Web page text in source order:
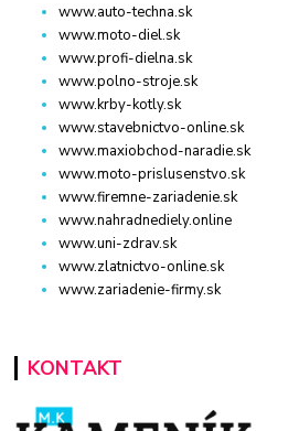
www.auto-techna.sk
www.moto-diel.sk
www.profi-dielna.sk
www.polno-stroje.sk
www.krby-kotly.sk
www.stavebnictvo-online.sk
www.maxiobchod-naradie.sk
www.moto-prislusenstvo.sk
www.firemne-zariadenie.sk
www.nahradnediely.online
www.uni-zdrav.sk
www.zlatnictvo-online.sk
www.zariadenie-firmy.sk
KONTAKT